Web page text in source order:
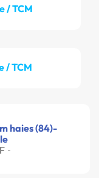
/ TCM
/ TCM
haies (84)-
-